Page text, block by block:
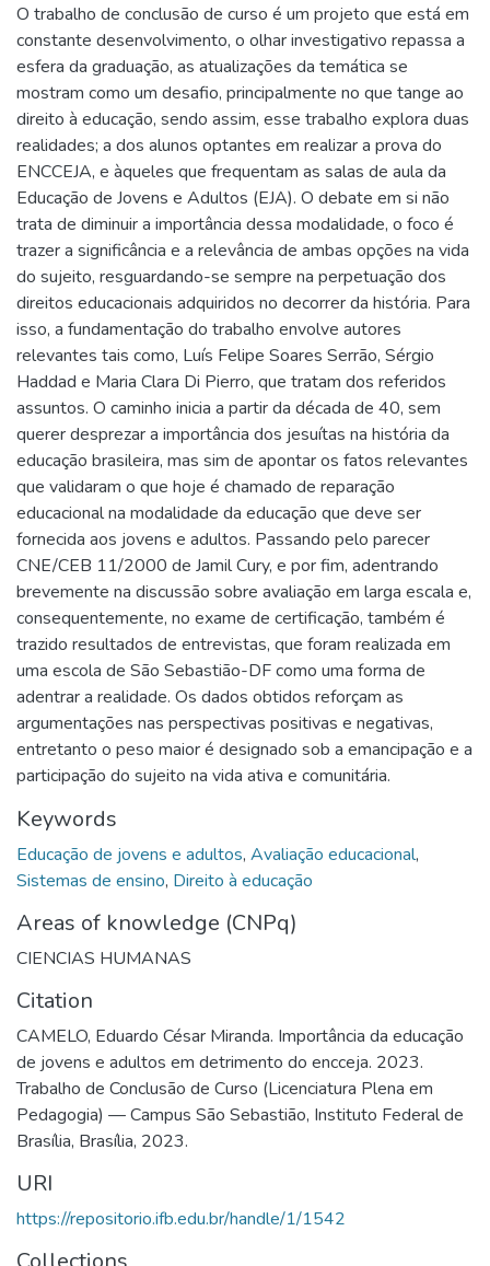
O trabalho de conclusão de curso é um projeto que está em
constante desenvolvimento, o olhar investigativo repassa a
esfera da graduação, as atualizações da temática se
mostram como um desafio, principalmente no que tange ao
direito à educação, sendo assim, esse trabalho explora duas
realidades; a dos alunos optantes em realizar a prova do
ENCCEJA, e àqueles que frequentam as salas de aula da
Educação de Jovens e Adultos (EJA). O debate em si não
trata de diminuir a importância dessa modalidade, o foco é
trazer a significância e a relevância de ambas opções na vida
do sujeito, resguardando-se sempre na perpetuação dos
direitos educacionais adquiridos no decorrer da história. Para
isso, a fundamentação do trabalho envolve autores
relevantes tais como, Luís Felipe Soares Serrão, Sérgio
Haddad e Maria Clara Di Pierro, que tratam dos referidos
assuntos. O caminho inicia a partir da década de 40, sem
querer desprezar a importância dos jesuítas na história da
educação brasileira, mas sim de apontar os fatos relevantes
que validaram o que hoje é chamado de reparação
educacional na modalidade da educação que deve ser
fornecida aos jovens e adultos. Passando pelo parecer
CNE/CEB 11/2000 de Jamil Cury, e por fim, adentrando
brevemente na discussão sobre avaliação em larga escala e,
consequentemente, no exame de certificação, também é
trazido resultados de entrevistas, que foram realizada em
uma escola de São Sebastião-DF como uma forma de
adentrar a realidade. Os dados obtidos reforçam as
argumentações nas perspectivas positivas e negativas,
entretanto o peso maior é designado sob a emancipação e a
participação do sujeito na vida ativa e comunitária.
Keywords
Educação de jovens e adultos, Avaliação educacional,
Sistemas de ensino, Direito à educação
Areas of knowledge (CNPq)
CIENCIAS HUMANAS
Citation
CAMELO, Eduardo César Miranda. Importância da educação
de jovens e adultos em detrimento do encceja. 2023.
Trabalho de Conclusão de Curso (Licenciatura Plena em
Pedagogia) — Campus São Sebastião, Instituto Federal de
Brasília, Brasília, 2023.
URI
https://repositorio.ifb.edu.br/handle/1/1542